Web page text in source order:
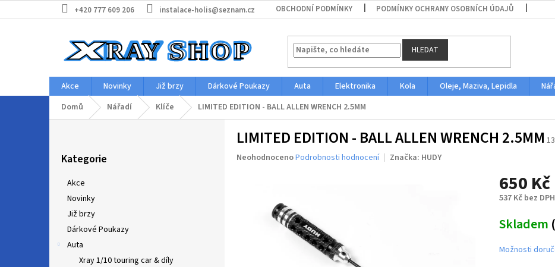
na
+420 777 609 206 instalace-holis@seznam.cz OBCHODNÍ PODMÍNKY PODMÍNKY OCHRANY OSOBNÍCH ÚDAJŮ
HLEDAT
Akce Novinky Již brzy Dárkové Poukazy Auta Elektronika Kola Oleje, Maziva, Lepidla
Domů
Nářadí Klíče LIMITED EDITION - BALL ALLEN WRENCH 2.5MM
kategorie
Kategorie
Akce
Novinky
Již brzy
Dárkové Poukazy
Auta
Xray 1/10 touring car & díly
LIMITED EDITION - BALL ALLEN WRENCH 2.5MM
Průměrné
NeohodnocenoPodrobnosti hodnocení Značka: HUDY
650 Kč
537 Kč bez DPH
cena:
Skladem
Možnosti